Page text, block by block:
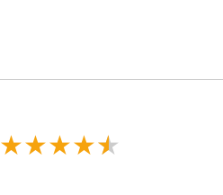
★★★★★